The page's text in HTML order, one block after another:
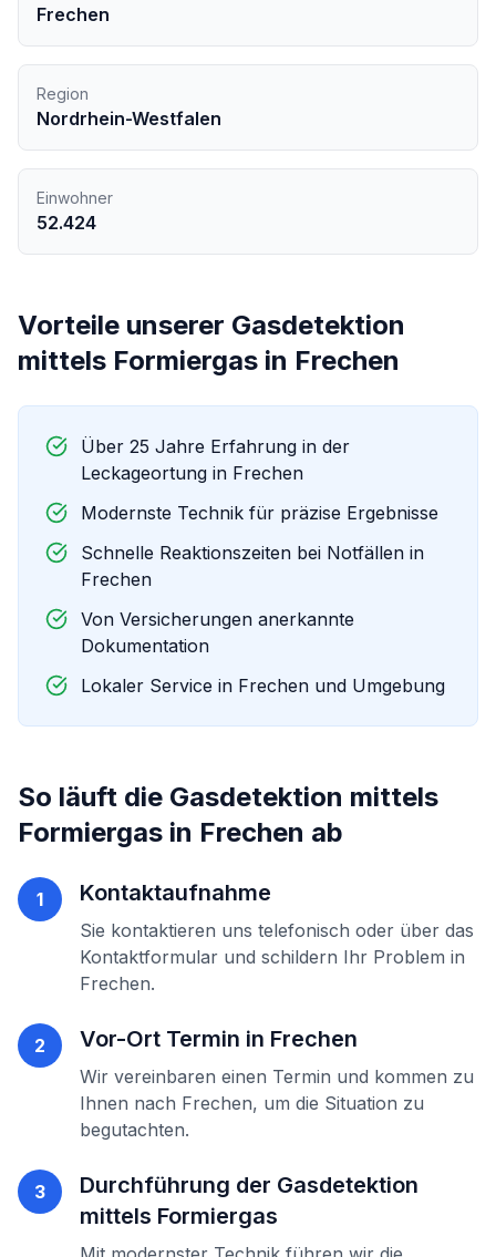
Frechen
Region
Nordrhein-Westfalen
Einwohner
52.424
Vorteile unserer Gasdetektion
mittels Formiergas in Frechen
Über 25 Jahre Erfahrung in der
Leckageortung in Frechen
Modernste Technik für präzise Ergebnisse
Schnelle Reaktionszeiten bei Notfällen in
Frechen
Von Versicherungen anerkannte
Dokumentation
Lokaler Service in Frechen und Umgebung
So läuft die Gasdetektion mittels
Formiergas in Frechen ab
1 Kontaktaufnahme
Sie kontaktieren uns telefonisch oder über das
Kontaktformular und schildern Ihr Problem in
Frechen.
2 Vor-Ort Termin in Frechen
Wir vereinbaren einen Termin und kommen zu
Ihnen nach Frechen, um die Situation zu
begutachten.
3 Durchführung der Gasdetektion
mittels Formiergas